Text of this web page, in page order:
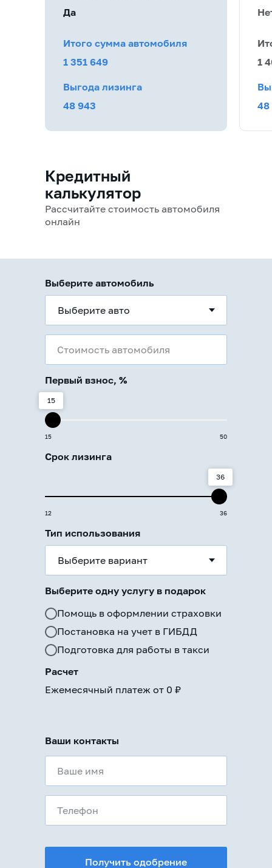
Да
Итого сумма автомобиля
1 351 649
Выгода лизинга
48 943
1
48
Кредитный
калькулятор
Рассчитайте стоимость автомобиля
онлайн
Выберите автомобиль
Стоимость автомобиля
Первый взнос, %
15
15 50
Срок лизинга
36
12 36
Тип использования
Выберите одну услугу в подарок
Помощь в оформлении страховки
Постановка на учет в ГИБДД
Подготовка для работы в такси
Расчет
Ежемесячный платеж от 0 ₽
Ваши контакты
Ваше имя
Телефон
Получить одобрение